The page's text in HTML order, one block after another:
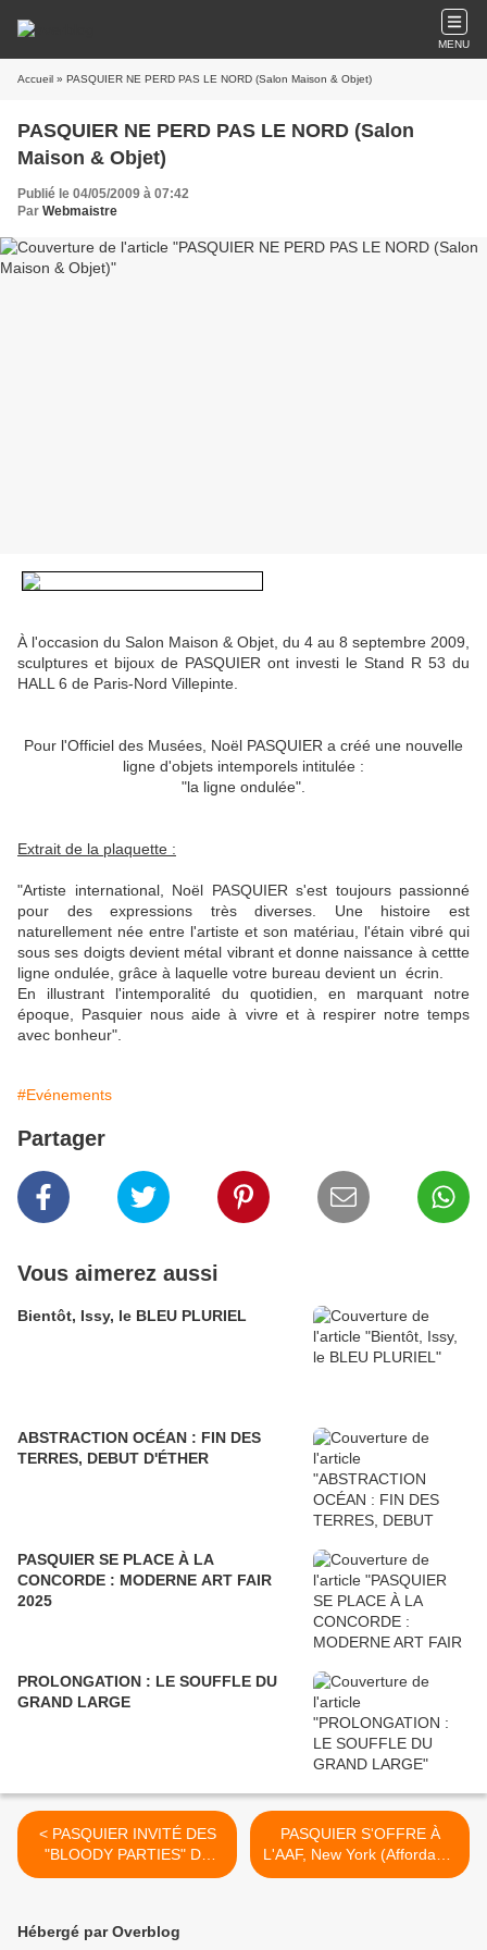
MENU
Accueil » PASQUIER NE PERD PAS LE NORD (Salon Maison & Objet)
PASQUIER NE PERD PAS LE NORD (Salon
Maison & Objet)
Publié le 04/05/2009 à 07:42
Par Webmaistre
À l'occasion du Salon Maison & Objet, du 4 au 8 septembre 2009,
sculptures et bijoux de PASQUIER ont investi le Stand R 53 du
HALL 6 de Paris-Nord Villepinte.
Pour l'Officiel des Musées, Noël PASQUIER a créé une nouvelle
ligne d'objets intemporels intitulée :
"la ligne ondulée".
Extrait de la plaquette :
"Artiste international, Noël PASQUIER s'est toujours passionné
pour des expressions très diverses. Une histoire est
naturellement née entre l'artiste et son matériau, l'étain vibré qui
sous ses doigts devient métal vibrant et donne naissance à cettte
ligne ondulée, grâce à laquelle votre bureau devient un écrin.
En illustrant l'intemporalité du quotidien, en marquant notre
époque, Pasquier nous aide à vivre et à respirer notre temps
avec bonheur".
#Evénements
Partager
Vous aimerez aussi
Bientôt, Issy, le BLEU PLURIEL
ABSTRACTION OCÉAN : FIN DES
TERRES, DEBUT D'ÉTHER
PASQUIER SE PLACE À LA
CONCORDE : MODERNE ART FAIR
2025
PROLONGATION : LE SOUFFLE DU
GRAND LARGE
< PASQUIER INVITÉ DES
"BLOODY PARTIES" DE
TIBIDABO
PASQUIER S'OFFRE À
L'AAF, New York (Affordable
Art Fair) >
Hébergé par Overblog